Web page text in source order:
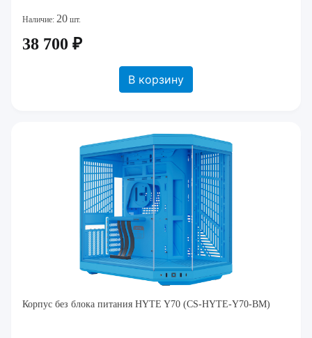
Наличие: 20 шт.
38 700 ₽
В корзину
Корпус без блока питания HYTE Y70 (CS-HYTE-Y70-BM)